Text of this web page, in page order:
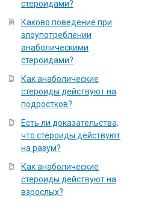
стероидами?
Каково поведение при
злоупотреблении
анаболическими
стероидами?
Как анаболические
стероиды действуют на
подростков?
Есть ли доказательства,
что стероиды действуют
на разум?
Как анаболические
стероиды действуют на
взрослых?